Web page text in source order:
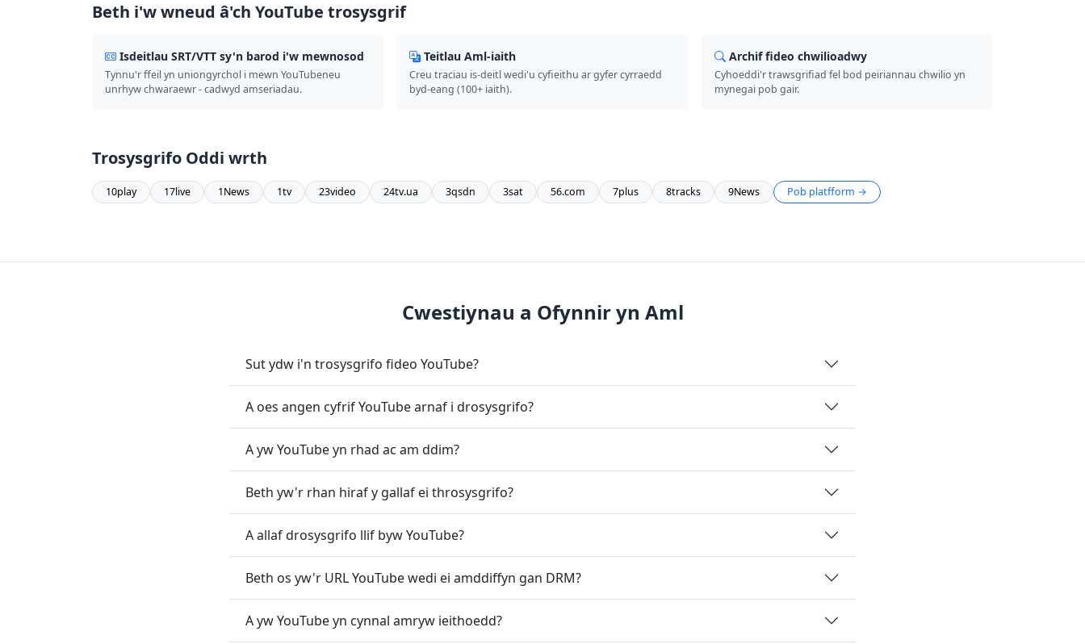
Beth i'w wneud â'ch YouTube trosysgrif
Isdeitlau SRT/VTT sy'n barod i'w mewnosod
Tynnu'r ffeil yn uniongyrchol i mewn YouTubeneu
unrhyw chwaraewr - cadwyd amseriadau.
Teitlau Aml-iaith
Creu traciau is-deitl wedi'u cyfieithu ar gyfer cyrraedd
byd-eang (100+ iaith).
Archif fideo chwilioadwy
Cyhoeddi'r trawsgrifiad fel bod peiriannau chwilio yn
mynegai pob gair.
Trosysgrifo Oddi wrth
10play 17live 1News 1tv 23video 24tv.ua 3qsdn 3sat 56.com 7plus 8tracks 9News Pob platfform →
Cwestiynau a Ofynnir yn Aml
Sut ydw i'n trosysgrifo fideo YouTube?
A oes angen cyfrif YouTube arnaf i drosysgrifo?
A yw YouTube yn rhad ac am ddim?
Beth yw'r rhan hiraf y gallaf ei throsysgrifo?
A allaf drosysgrifo llif byw YouTube?
Beth os yw'r URL YouTube wedi ei amddiffyn gan DRM?
A yw YouTube yn cynnal amryw ieithoedd?